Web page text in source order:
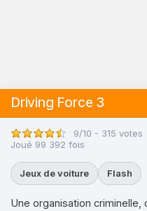
Driving Force 3
9/10 - 315 votes
Joué 99 392 fois
Jeux de voiture Flash
Une organisation criminelle,